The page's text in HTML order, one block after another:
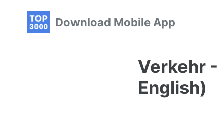
Download Mobile App
Verkehr
English)